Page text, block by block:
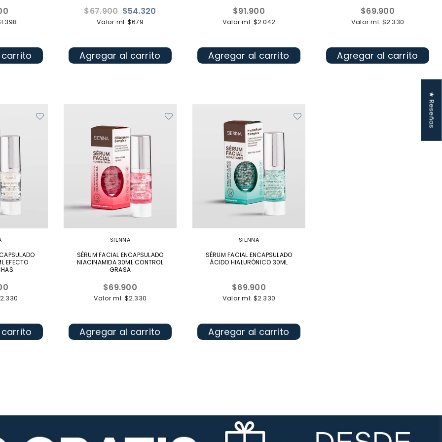
Precio
habitual
$67.900 $54.320
Valor ml: $679
Agregar al carrito
Precio
habitual
$91.900
Valor ml: $2.042
Agregar al carrito
Precio
habitual
$69.900
Valor ml: $2.330
Agregar al carrito
EFECTO
SIENNA
SÉRUM FACIAL ENCAPSULADO
NIACINAMIDA 30ML CONTROL
GRASA
Precio
habitual
$69.900
Valor ml: $2.330
Agregar al carrito
SIENNA
SÉRUM FACIAL ENCAPSULADO
ÁCIDO HIALURÓNICO 30ML
Precio
habitual
$69.900
Valor ml: $2.330
Agregar al carrito
★ Reseñas